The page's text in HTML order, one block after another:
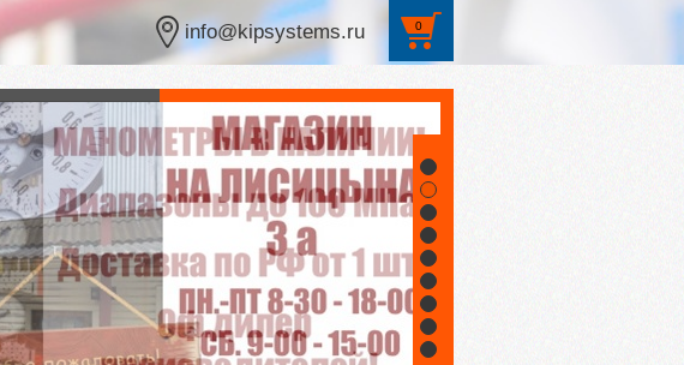
0
info@kipsystems.ru
1
2
3
4
5
6
7
8
9